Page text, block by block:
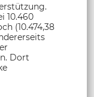
10.460
(10.474,38
Dort